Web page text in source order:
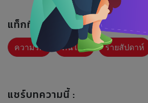
แท็กที่เกี่ยวข้อง :
ความรัก คนโสด รายสัปดาห์
แชร์บทความนี้ :